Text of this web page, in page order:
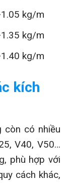
kg/m
kg/m
kg/m
kích
còn có nhiều
V40, V50…
phù hợp với
cách khác,